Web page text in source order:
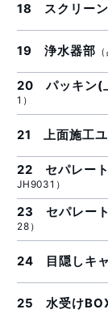
18 スクリーン
19 浄水器部
20 パッキン(
1）
21 上面施工ユ
22 セパレート
JH9031）
23 セパレート
28）
24 目隠しキ
25 水受け